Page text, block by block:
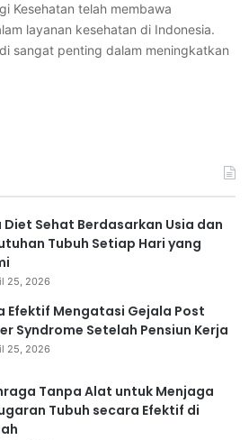
Kesehatan telah membawa
layanan kesehatan di Indonesia.
sangat penting dalam meningkatkan
Diet Sehat Berdasarkan Usia dan
Tubuh Setiap Hari yang
25, 2026
Efektif Mengatasi Gejala Post
Syndrome Setelah Pensiun Kerja
25, 2026
Tanpa Alat untuk Menjaga
Tubuh secara Efektif di